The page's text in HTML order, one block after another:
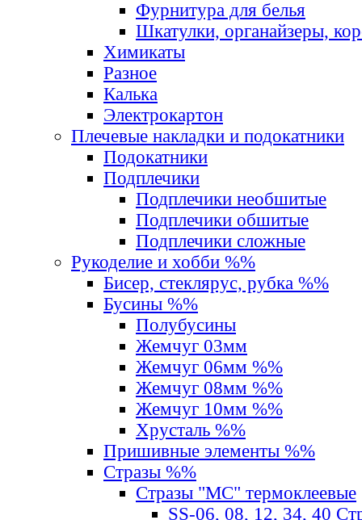
Фурнитура для белья
Шкатулки, органайзеры,
Химикаты
Разное
Калька
Электрокартон
Плечевые накладки и подокатники
Подокатники
Подплечики
Подплечики необшитые
Подплечики обшитые
Подплечики сложные
Рукоделие и хобби %%
Бисер, стеклярус, рубка %%
Бусины %%
Полубусины
Жемчуг 03мм
Жемчуг 06мм %%
Жемчуг 08мм %%
Жемчуг 10мм %%
Хрусталь %%
Пришивные элементы %%
Стразы %%
Стразы "MС" термоклеевые
SS-06, 08, 12, 34, 40